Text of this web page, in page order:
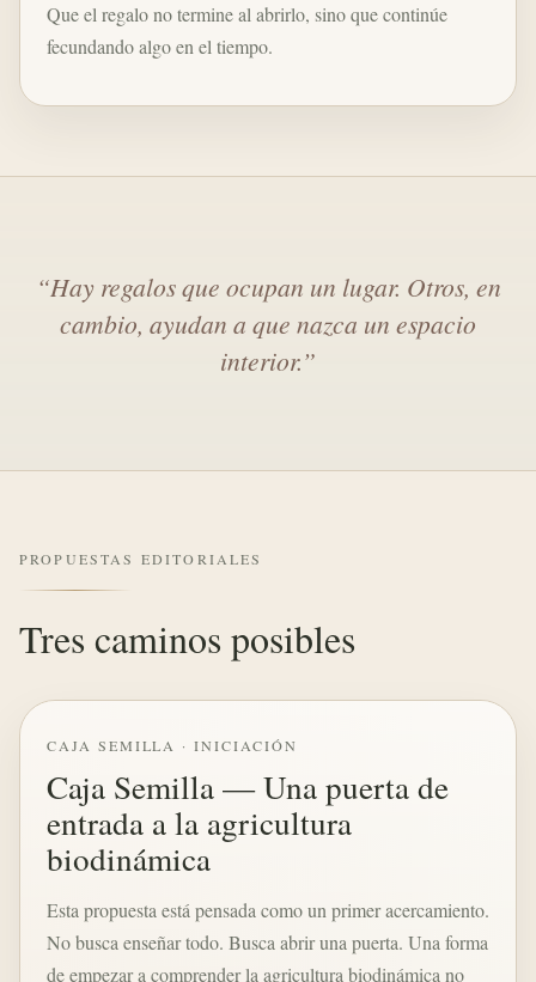
Que el regalo no termine al abrirlo, sino que continúe
fecundando algo en el tiempo.
“Hay regalos que ocupan un lugar. Otros, en
cambio, ayudan a que nazca un espacio
interior.”
PROPUESTAS EDITORIALES
Tres caminos posibles
CAJA SEMILLA · INICIACIÓN
Caja Semilla — Una puerta de
entrada a la agricultura
biodinámica
Esta propuesta está pensada como un primer acercamiento.
No busca enseñar todo. Busca abrir una puerta. Una forma
de empezar a comprender la agricultura biodinámica no